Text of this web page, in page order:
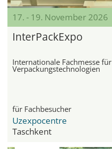
17. - 19. November 2026
InterPackExpo
Internationale Fachmesse für
Verpackungstechnologien
für Fachbesucher
Uzexpocentre
Taschkent